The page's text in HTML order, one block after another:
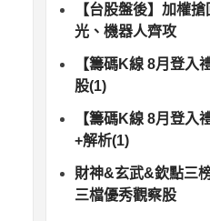
【台股盤後】加權
光、機器人齊攻
【籌碼K線 8月登入
股(1)
【籌碼K線 8月登入
+解析(1)
財神&玄武&欽點三
三檔優秀觀察股